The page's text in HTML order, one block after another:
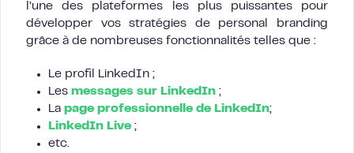
l’une des plateformes les plus puissantes pour
développer vos stratégies de personal branding
grâce à de nombreuses fonctionnalités telles que :
Le profil LinkedIn ;
Les messages sur LinkedIn ;
La page professionnelle de LinkedIn;
LinkedIn Live ;
etc.